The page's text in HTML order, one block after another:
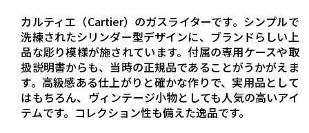
カルティエ（Cartier）のガスライターです。シンプルで
洗練されたシリンダー型デザインに、ブランドらしい上
品な彫り模様が施されています。付属の専用ケースや取
扱説明書からも、当時の正規品であることがうかがえま
す。高級感ある仕上がりと確かな作りで、実用品として
はもちろん、ヴィンテージ小物としても人気の高いアイ
テムです。コレクション性も備えた逸品です。